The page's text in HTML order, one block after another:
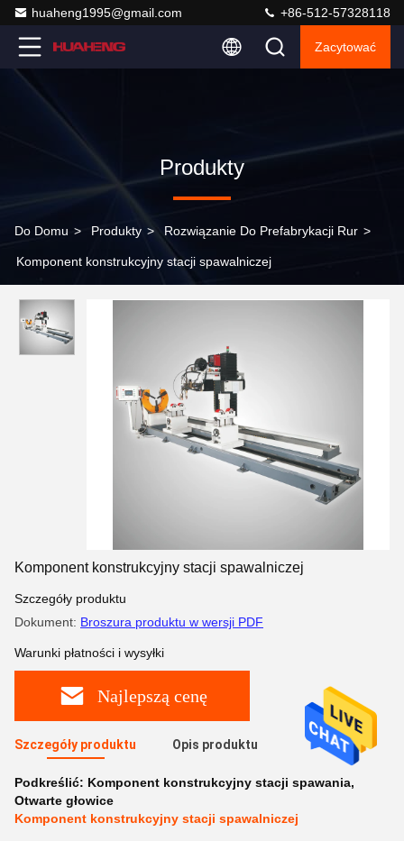
huaheng1995@gmail.com +86-512-57328118
Zacytować
Produkty
Do Domu > Produkty > Rozwiązanie Do Prefabrykacji Rur >
Komponent konstrukcyjny stacji spawalniczej
Komponent konstrukcyjny stacji spawalniczej
Szczegóły produktu
Dokument: Broszura produktu w wersji PDF
Warunki płatności i wysyłki
Najlepszą cenę
Szczegóły produktu Opis produktu
Podkreślić: Komponent konstrukcyjny stacji spawania,
Otwarte głowice
Komponent konstrukcyjny stacji spawalniczej